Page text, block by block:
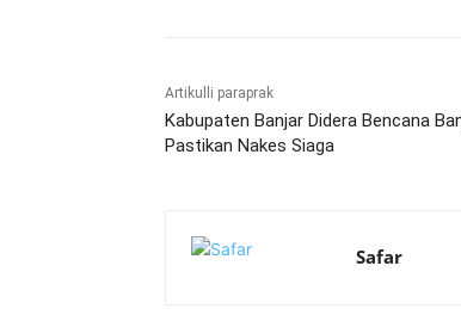
Artikulli paraprak
Kabupaten Banjar Didera Bencana
Pastikan Nakes Siaga
Safar